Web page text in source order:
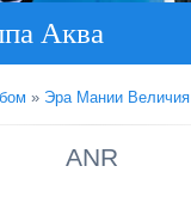
Аква
» Эра Мании Величия
ANR